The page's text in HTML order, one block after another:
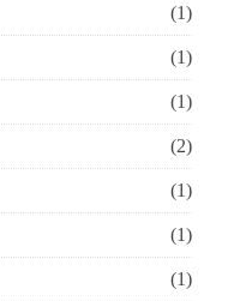
(1)
(1)
(1)
(2)
(1)
(1)
(1)